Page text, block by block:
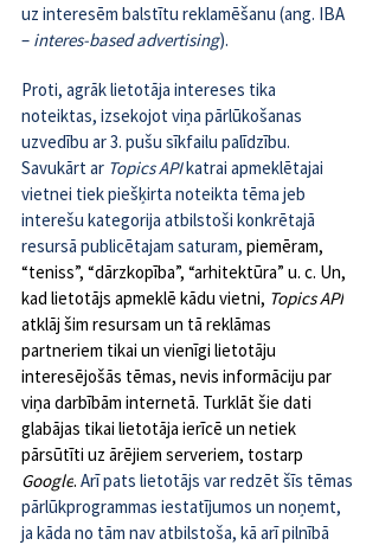
uz interesēm balstītu reklamēšanu (ang. IBA
– interes-based advertising).
Proti, agrāk lietotāja intereses tika
noteiktas, izsekojot viņa pārlūkošanas
uzvedību ar 3. pušu sīkfailu palīdzību.
Savukārt ar Topics API katrai apmeklētajai
vietnei tiek piešķirta noteikta tēma jeb
interešu kategorija atbilstoši konkrētajā
resursā publicētajam saturam, piemēram,
“teniss”, “dārzkopība”, “arhitektūra” u. c. Un,
kad lietotājs apmeklē kādu vietni, Topics API
atklāj šim resursam un tā reklāmas
partneriem tikai un vienīgi lietotāju
interesējošās tēmas, nevis informāciju par
viņa darbībām internetā. Turklāt šie dati
glabājas tikai lietotāja ierīcē un netiek
pārsūtīti uz ārējiem serveriem, tostarp
Google. Arī pats lietotājs var redzēt šīs tēmas
pārlūkprogrammas iestatījumos un noņemt,
ja kāda no tām nav atbilstoša, kā arī pilnībā